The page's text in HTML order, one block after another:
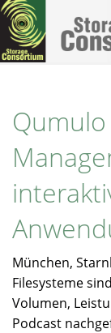
Direkt
zum
Inhalt
München,
Filesysteme
Volumen,
Podcast